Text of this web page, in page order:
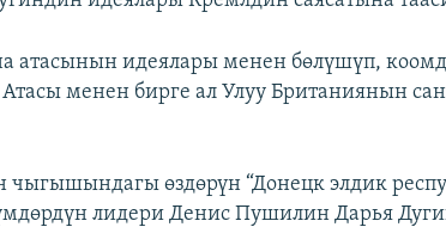
атасынын идеялары менен бөлүшүп,
Атасы менен бирге ал Улуу Британиянын
өздөрүн “Донецк элдик
лидери Денис Пушилин Дарья